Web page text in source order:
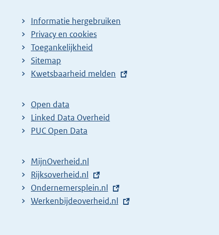
Informatie hergebruiken
Privacy en cookies
Toegankelijkheid
Sitemap
E
t
e
r
l
i
n
k
Kwetsbaarheid melden
Open data
Linked Data Overheid
PUC Open Data
MijnOverheid.nl
E
x
t
Rijksoverheid.nl
E
x
Ondernemersplein.nl
E
Werkenbijdeoverheid.nl